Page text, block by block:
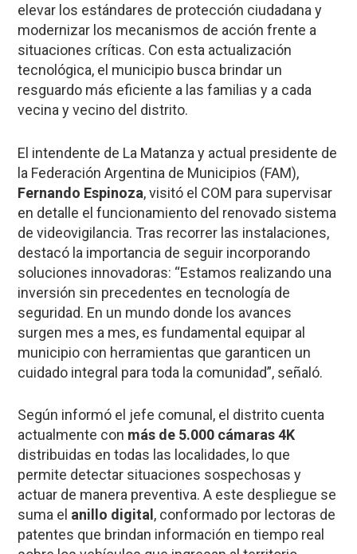
elevar los estándares de protección ciudadana y
modernizar los mecanismos de acción frente a
situaciones críticas. Con esta actualización
tecnológica, el municipio busca brindar un
resguardo más eficiente a las familias y a cada
vecina y vecino del distrito.
El intendente de La Matanza y actual presidente de
la Federación Argentina de Municipios (FAM),
Fernando Espinoza, visitó el COM para supervisar
en detalle el funcionamiento del renovado sistema
de videovigilancia. Tras recorrer las instalaciones,
destacó la importancia de seguir incorporando
soluciones innovadoras: “Estamos realizando una
inversión sin precedentes en tecnología de
seguridad. En un mundo donde los avances
surgen mes a mes, es fundamental equipar al
municipio con herramientas que garanticen un
cuidado integral para toda la comunidad”, señaló.
Según informó el jefe comunal, el distrito cuenta
actualmente con más de 5.000 cámaras 4K
distribuidas en todas las localidades, lo que
permite detectar situaciones sospechosas y
actuar de manera preventiva. A este despliegue se
suma el anillo digital , conformado por lectoras de
patentes que brindan información en tiempo real